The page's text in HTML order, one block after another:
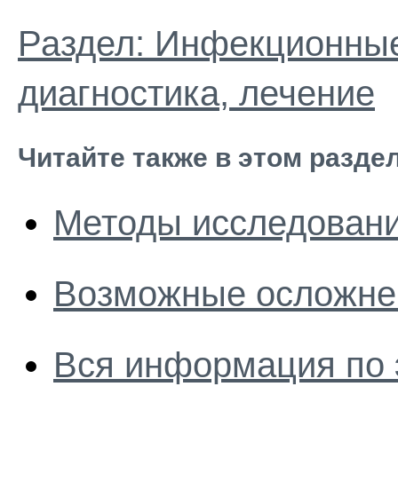
Раздел:
диагностика, лечение
Читайте также в этом
Методы
Возможные
Вся информация по